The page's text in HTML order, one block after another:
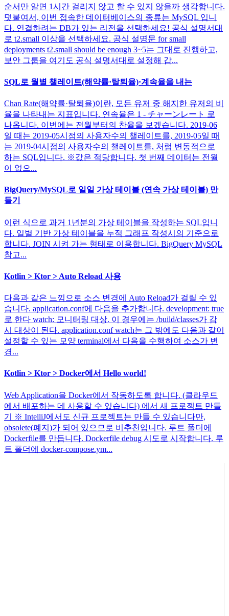
순서만 알면 1시간 걸리지 않고 할 수 있지 않을까 생각합니다.
덧붙여서, 이번 접속한 데이터베이스의 종류는 MySQL 입니
다. 연결하려는 DB가 있는 리전을 선택하세요! 공식 설명서대
로 t2.small 이상을 선택하세요. 공식 설명문 for small
deployments t2.small should be enough 3~5는 그대로 진행하고,
보안 그룹을 여기도 공식 설명서대로 설정해 갑...
SQL로 월별 챌레이트(해약률·탈퇴율)·계속율을 내는
Chan Rate(해약률·탈퇴율)이란, 모든 유저 중 해지한 유저의 비
율을 나타내는 지표입니다. 연속율은 1 - チャーンレート 로
나옵니다. 이번에는 전월부터의 찬율을 보겠습니다. 2019-06
일 때는 2019-05시점의 사용자수의 챌레이트를, 2019-05일 때
는 2019-04시점의 사용자수의 챌레이트를, 처럼 변동적으로
하는 SQL입니다. ※값은 적당합니다. 첫 번째 데이터는 전월
이 없으...
BigQuery/MySQL로 일일 가상 테이블 (연속 가상 테이블) 만
들기
이런 식으로 과거 1년분의 가상 테이블을 작성하는 SQL입니
다. 일별 기반 가상 테이블을 누적 그래프 작성시의 기준으로
합니다. JOIN 시켜 가는 형태로 이용합니다. BigQuery MySQL
참고...
Kotlin > Ktor > Auto Reload 사용
다음과 같은 느낌으로 소스 변경에 Auto Reload가 걸릴 수 있
습니다. application.conf에 다음을 추가합니다. development: true
로 한다 watch: 모니터링 대상. 이 경우에는 /build/classes가 감
시 대상이 된다. application.conf watch는 그 밖에도 다음과 같이
설정할 수 있는 모양 terminal에서 다음을 수행하여 소스가 변
경...
Kotlin > Ktor > Docker에서 Hello world!
Web Application을 Docker에서 작동하도록 합니다. (클라우드
에서 배포하는 데 사용할 수 있습니다) 에서 새 프로젝트 만들
기 ※ IntelliJ에서도 신규 프로젝트는 만들 수 있습니다만,
obsolete(폐지)가 되어 있으므로 비추천입니다. 루트 폴더에
Dockerfile를 만듭니다. Dockerfile debug 시도로 시작합니다. 루
트 폴더에 docker-compose.ym...